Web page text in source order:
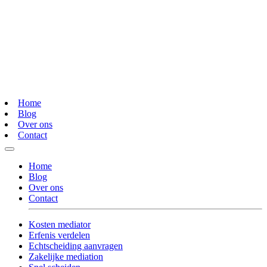
Home
Blog
Over ons
Contact
Home
Blog
Over ons
Contact
Kosten mediator
Erfenis verdelen
Echtscheiding aanvragen
Zakelijke mediation